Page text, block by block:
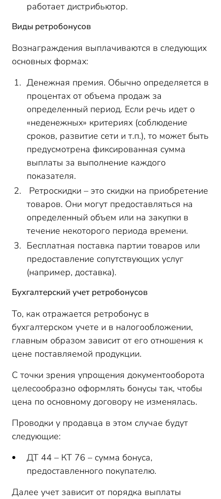
работает дистрибьютор.
Виды ретробонусов
Вознаграждения выплачиваются в следующих
основных формах:
Денежная премия. Обычно определяется в
процентах от объема продаж за
определенный период. Если речь идет о
«неденежных» критериях (соблюдение
сроков, развитие сети и т.п.), то может быть
предусмотрена фиксированная сумма
выплаты за выполнение каждого
показателя.
Ретроскидки – это скидки на приобретение
товаров. Они могут предоставляться на
определенный объем или на закупки в
течение некоторого периода времени.
Бесплатная поставка партии товаров или
предоставление сопутствующих услуг
(например, доставка).
Бухгалтерский учет ретробонусов
То, как отражается ретробонус в
бухгалтерском учете и в налогообложении,
главным образом зависит от его отношения к
цене поставляемой продукции.
С точки зрения упрощения документооборота
целесообразно оформлять бонусы так, чтобы
цена по основному договору не изменялась.
Проводки у продавца в этом случае будут
следующие:
ДТ 44 – КТ 76 – сумма бонуса,
предоставленного покупателю.
Далее учет зависит от порядка выплаты